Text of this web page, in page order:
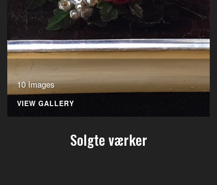
10 Images
VIEW GALLERY
Solgte værker